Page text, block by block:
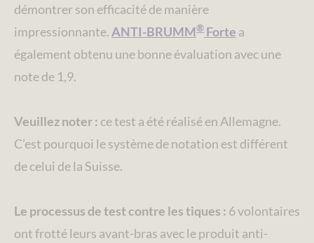
démontrer son efficacité de manière
impressionnante.ANTI-BRUMM® Forte a
également obtenu une bonne évaluation avec une
note de 1,9.
Veuillez noter : ce test a été réalisé en Allemagne.
C’est pourquoi le système de notation est différent
de celui de la Suisse.
Le processus de test contre les tiques : 6 volontaires
ont frotté leurs avant-bras avec le produit anti-